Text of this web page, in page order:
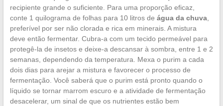
recipiente grande o suficiente. Para uma proporção eficaz,
conte 1 quilograma de folhas para 10 litros de água da chuva,
preferível por ser não clorada e rica em minerais. A mistura
deve então fermentar. Cubra-a com um tecido permeável para
protegê-la de insetos e deixe-a descansar à sombra, entre 1 e 2
semanas, dependendo da temperatura. Mexa o purim a cada
dois dias para arejar a mistura e favorecer o processo de
fermentação. Você saberá que o purim está pronto quando o
líquido se tornar marrom escuro e a atividade de fermentação
desacelerar, um sinal de que os nutrientes estão bem